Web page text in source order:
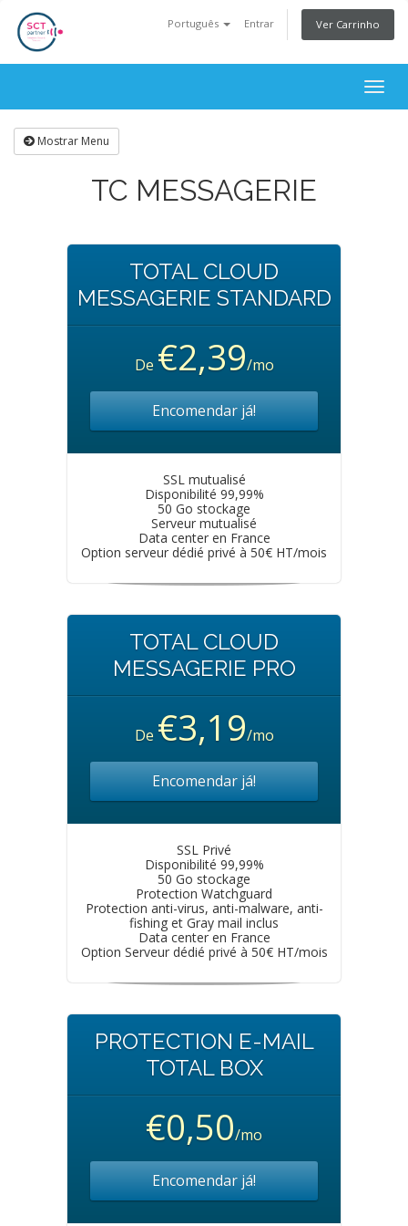
Português Entrar Ver Carrinho
Mostrar Menu
TC MESSAGERIE
TOTAL CLOUD
MESSAGERIE STANDARD
De €2,39/mo
Encomendar já!
SSL mutualisé
Disponibilité 99,99%
50 Go stockage
Serveur mutualisé
Data center en France
Option serveur dédié privé à 50€ HT/mois
TOTAL CLOUD
MESSAGERIE PRO
De €3,19/mo
Encomendar já!
SSL Privé
Disponibilité 99,99%
50 Go stockage
Protection Watchguard
Protection anti-virus, anti-malware, anti-
fishing et Gray mail inclus
Data center en France
Option Serveur dédié privé à 50€ HT/mois
PROTECTION E-MAIL
TOTAL BOX
€0,50/mo
Encomendar já!